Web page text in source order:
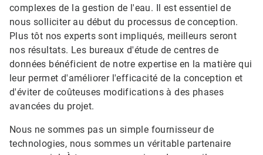
complexes de la gestion de l'eau. Il est essentiel de
nous solliciter au début du processus de conception.
Plus tôt nos experts sont impliqués, meilleurs seront
nos résultats. Les bureaux d'étude de centres de
données bénéficient de notre expertise en la matière qui
leur permet d'améliorer l'efficacité de la conception et
d'éviter de coûteuses modifications à des phases
avancées du projet.
Nous ne sommes pas un simple fournisseur de
technologies, nous sommes un véritable partenaire